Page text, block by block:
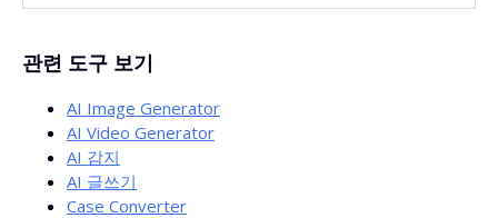
시장에서의 일관된 커뮤니케이션을 도와줍니다.
관련 도구 보기
AI Image Generator
AI Video Generator
AI 감지
AI 글쓰기
Case Converter